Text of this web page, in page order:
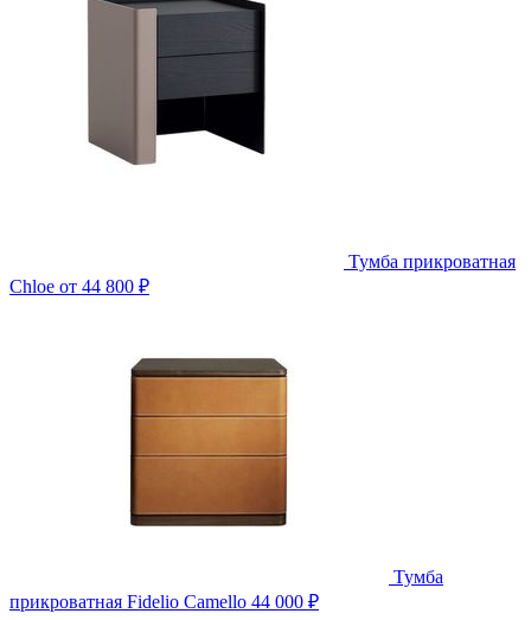
Тумба прикроватная
Chloe от 44 800 ₽
Тумба
прикроватная Fidelio Camello 44 000 ₽